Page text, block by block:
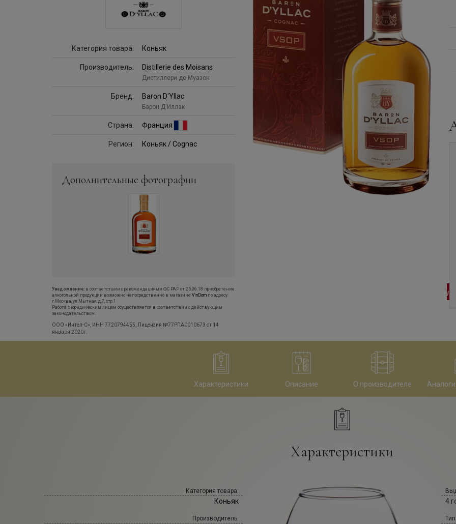
В корзину
Категория товара: Коньяк
Производитель: Distillerie des Moisans
Дистиллери де Муазон
Бренд: Baron D'Yllac
Барон Д'Иллак
Страна: Франция
Регион: Коньяк / Cognac
Дополнительные фотографии
Уведомление: в соответствии с рекомендациями ФС РАР от 25.06.18 приобретение
алкогольной продукции возможно непосредственно в магазине VinDom по адресу:
г.Москва, ул.Мытная, д.7, стр.1
Работа с юридическим лицам осуществляется в соответствии с действующим
законодательством.
ООО «Интел-С», ИНН 7720794455, Лицензия №77РПА0010673 от 14
января 2020г.
Характеристики Описание О производителе
Характеристики
Категория товара:
Коньяк
Производитель:
4